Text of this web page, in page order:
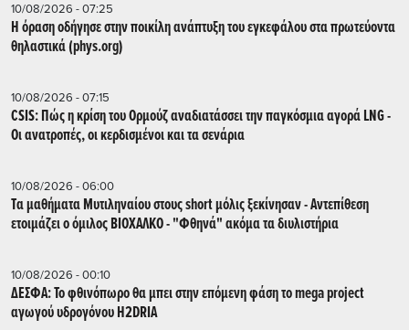
10/08/2026 - 07:25
Η όραση οδήγησε στην ποικίλη ανάπτυξη του εγκεφάλου στα πρωτεύοντα
θηλαστικά (phys.org)
10/08/2026 - 07:15
CSIS: Πώς η κρίση του Ορμούζ αναδιατάσσει την παγκόσμια αγορά LNG -
Οι ανατροπές, οι κερδισμένοι και τα σενάρια
10/08/2026 - 06:00
Tα μαθήματα Μυτιληναίου στους short μόλις ξεκίνησαν - Αντεπίθεση
ετοιμάζει ο όμιλος ΒΙΟΧΑΛΚΟ - "Φθηνά" ακόμα τα διυλιστήρια
10/08/2026 - 00:10
ΔΕΣΦΑ: Το φθινόπωρο θα μπει στην επόμενη φάση το mega project
αγωγού υδρογόνου H2DRIA